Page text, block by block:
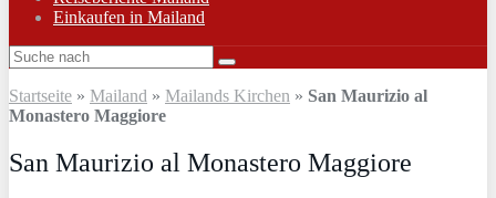
Einkaufen in Mailand
Startseite » Mailand » Mailands Kirchen » San Maurizio al
Monastero Maggiore
San Maurizio al Monastero Maggiore